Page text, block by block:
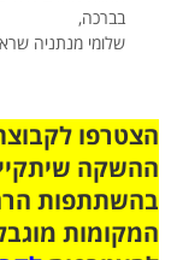
שלומי מנתניה
ההשקה
בהשתתפות
המקומות